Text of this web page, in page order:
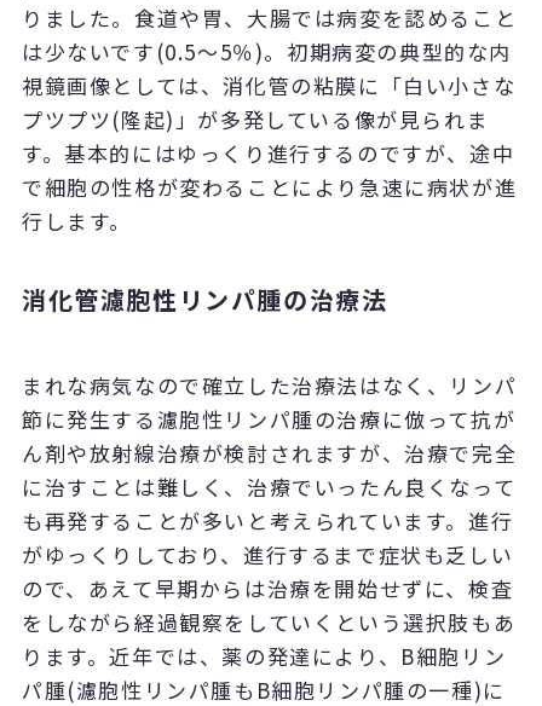
りました。食道や胃、大腸では病変を認めること
は少ないです(0.5～5％)。初期病変の典型的な内
視鏡画像としては、消化管の粘膜に「白い小さな
プツプツ(隆起)」が多発している像が見られま
す。基本的にはゆっくり進行するのですが、途中
で細胞の性格が変わることにより急速に病状が進
行します。
消化管濾胞性リンパ腫の治療法
まれな病気なので確立した治療法はなく、リンパ
節に発生する濾胞性リンパ腫の治療に倣って抗が
ん剤や放射線治療が検討されますが、治療で完全
に治すことは難しく、治療でいったん良くなって
も再発することが多いと考えられています。進行
がゆっくりしており、進行するまで症状も乏しい
ので、あえて早期からは治療を開始せずに、検査
をしながら経過観察をしていくという選択肢もあ
ります。近年では、薬の発達により、B細胞リン
パ腫(濾胞性リンパ腫もB細胞リンパ腫の一種)に